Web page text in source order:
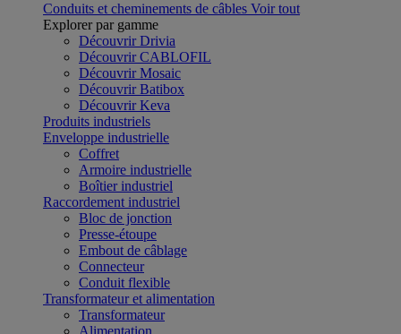
Conduits et cheminements de câbles Voir tout
Explorer par gamme
Découvrir Drivia
Découvrir CABLOFIL
Découvrir Mosaic
Découvrir Batibox
Découvrir Keva
Produits industriels
Enveloppe industrielle
Coffret
Armoire industrielle
Boîtier industriel
Raccordement industriel
Bloc de jonction
Presse-étoupe
Embout de câblage
Connecteur
Conduit flexible
Transformateur et alimentation
Transformateur
Alimentation